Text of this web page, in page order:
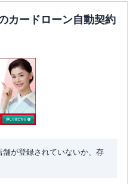
カードローン自動契約
が登録されていないか、存